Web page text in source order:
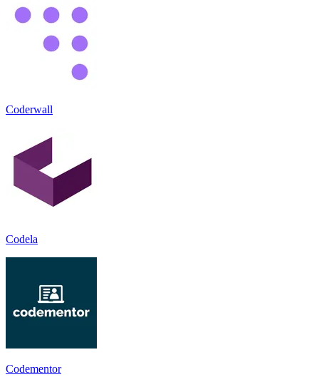
Coderwall
Codela
Codementor